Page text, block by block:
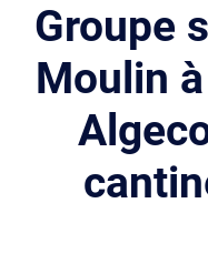
Groupe
Moulin